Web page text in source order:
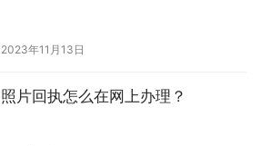
2023年11月13日
照片回执怎么在网上办理？